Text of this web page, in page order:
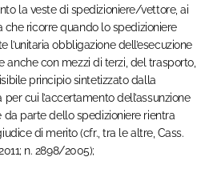
la veste di spedizioniere/vettore, ai
che ricorre quando lo spedizioniere
l’unitaria obbligazione dell’esecuzione
anche con mezzi di terzi, del trasporto,
principio sintetizzato dalla
cui l’accertamento dell’assunzione
parte dello spedizioniere rientra
di merito (cfr., tra le altre, Cass.
n. 2898/2005);